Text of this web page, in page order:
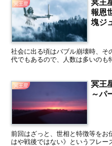
冥王星
冥王
報恩
塊ジ
社会に出る頃はバブル崩壊時、そ
代でもあるので、人数は多いのも
冥王星
冥王
～パ
前回はざっと、世相と特徴等をお
はや戦後ではない》というフレー